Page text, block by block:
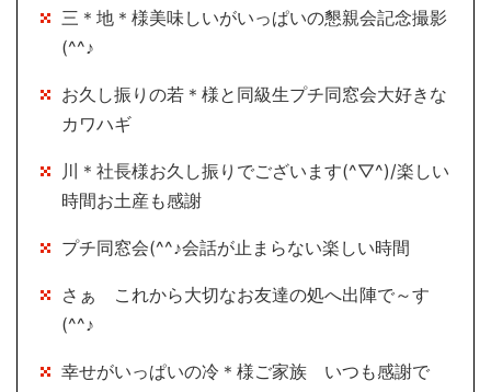
三＊地＊様美味しいがいっぱいの懇親会記念撮影
(^^♪
お久し振りの若＊様と同級生プチ同窓会大好きな
カワハギ
川＊社長様お久し振りでございます(^▽^)/楽しい
時間お土産も感謝
プチ同窓会(^^♪会話が止まらない楽しい時間
さぁ これから大切なお友達の処へ出陣で～す
(^^♪
幸せがいっぱいの冷＊様ご家族 いつも感謝で